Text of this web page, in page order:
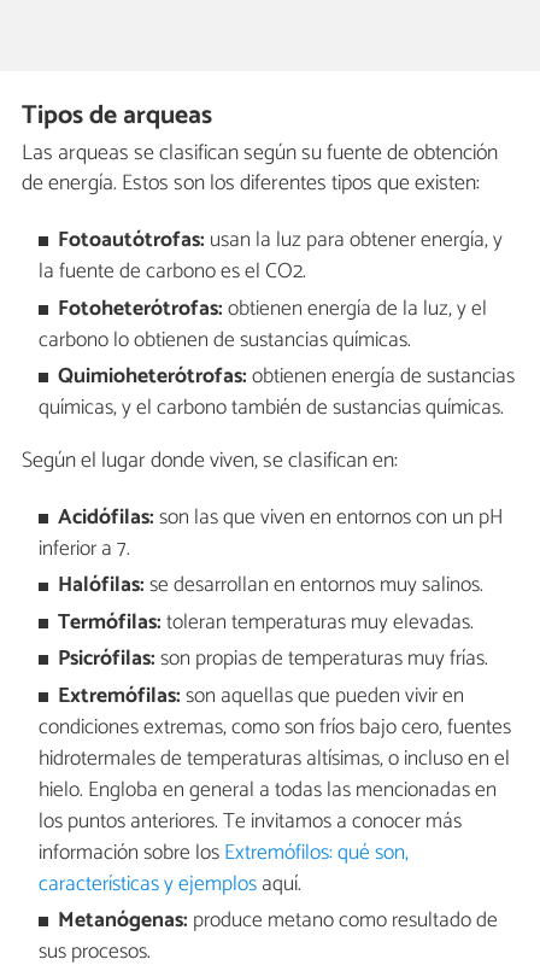
Tipos de arqueas
Las arqueas se clasifican según su fuente de obtención
de energía. Estos son los diferentes tipos que existen:
Fotoautótrofas: usan la luz para obtener energía, y
la fuente de carbono es el CO2.
Fotoheterótrofas:obtienen energía de la luz, y el
carbono lo obtienen de sustancias químicas.
Quimioheterótrofas:obtienen energía de sustancias
químicas, y el carbono también de sustancias químicas.
Según el lugar donde viven, se clasifican en:
Acidófilas:son las que viven en entornos con un pH
inferior a 7.
Halófilas:se desarrollan en entornos muy salinos.
Termófilas:toleran temperaturas muy elevadas.
Psicrófilas:son propias de temperaturas muy frías.
Extremófilas:son aquellas que pueden vivir en
condiciones extremas, como son fríos bajo cero, fuentes
hidrotermales de temperaturas altísimas, o incluso en el
hielo. Engloba en general a todas las mencionadas en
los puntos anteriores. Te invitamos a conocer más
información sobre losExtremófilos: qué son,
características y ejemplosaquí.
Metanógenas: produce metano como resultado de
sus procesos.